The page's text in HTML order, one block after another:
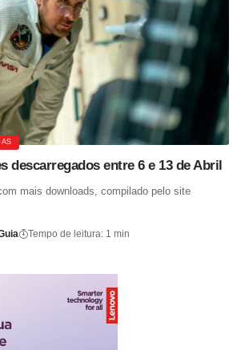
descarregados entre 6 e 13 de Abril
mais downloads, compilado pelo site
Tempo de leitura: 1 min